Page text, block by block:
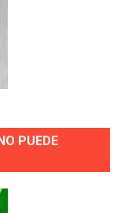
PUEDE